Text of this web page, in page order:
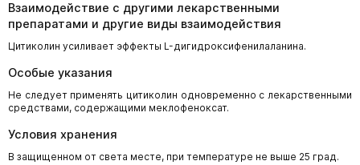
Взаимодействие с другими лекарственными
препаратами и другие виды взаимодействия
Цитиколин усиливает эффекты L-дигидроксифенилаланина.
Особые указания
Не следует применять цитиколин одновременно с лекарственными
средствами, содержащими меклофеноксат.
Условия хранения
В защищенном от света месте, при температуре не выше 25 град.